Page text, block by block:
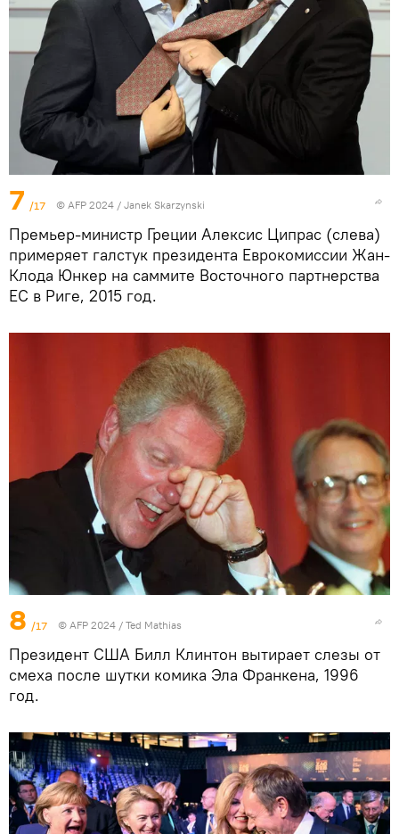
7 /17 © AFP 2024 / Janek Skarzynski
Премьер-министр Греции Алексис Ципрас (слева)
примеряет галстук президента Еврокомиссии Жан-
Клода Юнкер на саммите Восточного партнерства
ЕС в Риге, 2015 год.
8 /17 © AFP 2024 / Ted Mathias
Президент США Билл Клинтон вытирает слезы от
смеха после шутки комика Эла Франкена, 1996
год.